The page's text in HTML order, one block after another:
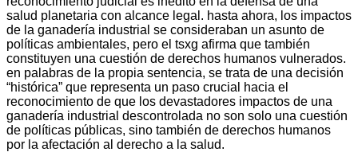
salud planetaria con alcance legal. hasta ahora, los impactos
de la ganadería industrial se consideraban un asunto de
políticas ambientales, pero el tsxg afirma que también
constituyen una cuestión de derechos humanos vulnerados.
en palabras de la propia sentencia, se trata de una decisión
“histórica” que representa un paso crucial hacia el
reconocimiento de que los devastadores impactos de una
ganadería industrial descontrolada no son solo una cuestión
de políticas públicas, sino también de derechos humanos
por la afectación al derecho a la salud.